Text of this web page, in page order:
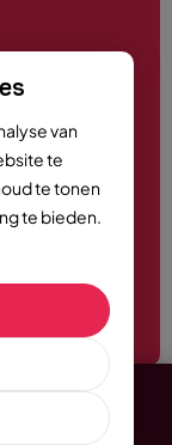
van
te
te tonen
te bieden.